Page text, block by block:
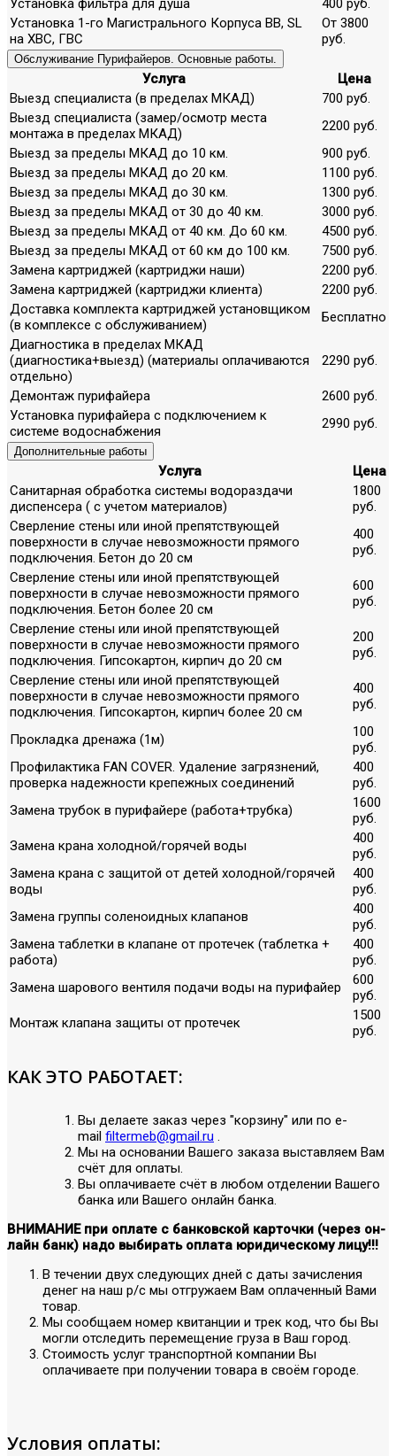
Установка фильтра для душа
400 руб.
Установка 1-го Магистрального Корпуса ВВ, SL
на ХВС, ГВС
От 3800
руб.
Обслуживание Пурифайеров. Основные работы.
Услуга
Цена
Выезд специалиста (в пределах МКАД)
700 руб.
Выезд специалиста (замер/осмотр места
монтажа в пределах МКАД)
2200 руб.
Выезд за пределы МКАД до 10 км.
900 руб.
Выезд за пределы МКАД до 20 км.
1100 руб.
Выезд за пределы МКАД до 30 км.
1300 руб.
Выезд за пределы МКАД от 30 до 40 км.
3000 руб.
Выезд за пределы МКАД от 40 км. До 60 км.
4500 руб.
Выезд за пределы МКАД от 60 км до 100 км.
7500 руб.
Замена картриджей (картриджи наши)
2200 руб.
Замена картриджей (картриджи клиента)
2200 руб.
Доставка комплекта картриджей установщиком
(в комплексе с обслуживанием)
Бесплатно
Диагностика в пределах МКАД
(диагностика+выезд) (материалы оплачиваются
отдельно)
2290 руб.
Демонтаж пурифайера
2600 руб.
Установка пурифайера с подключением к
системе водоснабжения
2990 руб.
Дополнительные работы
Услуга
Цена
Санитарная обработка системы водораздачи
диспенсера ( с учетом материалов)
1800
руб.
Сверление стены или иной препятствующей
поверхности в случае невозможности прямого
подключения. Бетон до 20 см
400
руб.
Сверление стены или иной препятствующей
поверхности в случае невозможности прямого
подключения. Бетон более 20 см
600
руб.
Сверление стены или иной препятствующей
поверхности в случае невозможности прямого
подключения. Гипсокартон, кирпич до 20 см
200
руб.
Сверление стены или иной препятствующей
поверхности в случае невозможности прямого
подключения. Гипсокартон, кирпич более 20 см
400
руб.
Прокладка дренажа (1м)
100
руб.
Профилактика FAN COVER. Удаление загрязнений,
проверка надежности крепежных соединений
400
руб.
Замена трубок в пурифайере (работа+трубка)
1600
руб.
Замена крана холодной/горячей воды
400
руб.
Замена крана с защитой от детей холодной/горячей
воды
400
руб.
Замена группы соленоидных клапанов
400
руб.
Замена таблетки в клапане от протечек (таблетка +
работа)
400
руб.
Замена шарового вентиля подачи воды на пурифайер
600
руб.
Монтаж клапана защиты от протечек
1500
руб.
КАК ЭТО РАБОТАЕТ:
Вы делаете заказ через "корзину" или по е-
mail filtermeb@gmail.ru .
Мы на основании Вашего заказа выставляем Вам
счёт для оплаты.
Вы оплачиваете счёт в любом отделении Вашего
банка или Вашего онлайн банка.
ВНИМАНИЕ при оплате с банковской карточки (через он-
лайн банк) надо выбирать оплата юридическому лицу!!!
В течении двух следующих дней с даты зачисления
денег на наш р/с мы отгружаем Вам оплаченный Вами
товар.
Мы сообщаем номер квитанции и трек код, что бы Вы
могли отследить перемещение груза в Ваш город.
Стоимость услуг транспортной компании Вы
оплачиваете при получении товара в своём городе.
Условия оплаты: